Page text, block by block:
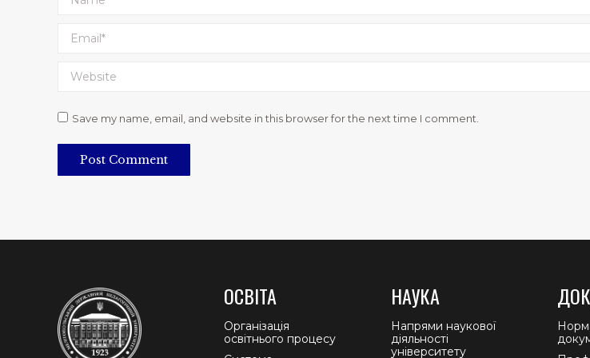
Email *
Website
Save my name, email, and website in this browser for the next time I comment.
Post Comment
ОСВІТА
Організація
освітнього процесу
НАУКА
Напрями наукової
діяльності
університету